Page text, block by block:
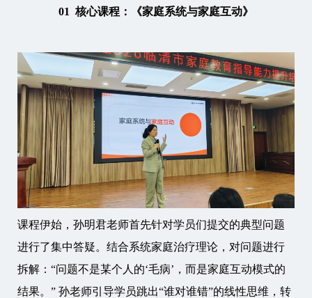
01 核心课程：《家庭系统与家庭互动》
课程伊始，孙明君老师首先针对学员们提交的典型问题
进行了集中答疑。结合系统家庭治疗理论，对问题进行
拆解：“问题不是某个人的‘毛病’，而是家庭互动模式的
结果。” 孙老师引导学员跳出“谁对谁错”的线性思维，转